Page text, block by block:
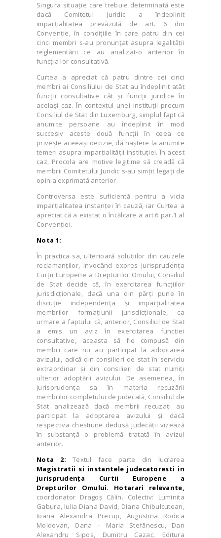
Singura situație care trebuie determinată este
dacă Comitetul Juridic a îndeplinit
imparțialitatea prevăzută de art. 6 din
Convenție, în condițiile în care patru din cei
cinci membri s-au pronunțat asupra legalității
reglementării ce au analizat-o anterior în
funcția lor consultativă.
Curtea a apreciat că patru dintre cei cinci
membri ai Consiliului de Stat au îndeplinit atât
funcții consultative cât și funcții juridice în
același caz. În contextul unei instituții precum
Consiliul de Stat din Luxemburg, simplul fapt că
anumite persoane au îndeplinit în mod
succesiv aceste două funcții în ceea ce
privește aceeași decizie, dă naștere la anumite
temeri asupra imparțialității instituției. În acest
caz, Procola are motive legitime să creadă că
membrii Comitetului Juridic s-au simțit legați de
opinia exprimată anterior.
Controversa este suficientă pentru a vicia
imparțialitatea instanței în cauză, iar Curtea a
apreciat că a existat o încălcare a art.6 par.1 al
Convenției.
Nota 1:
În practica sa, ulterioară soluţiilor din cauzele
reclamanţilor, invocând expres jurisprudenţa
Curţii Europene a Drepturilor Omului, Consiliul
de Stat decide că, în exercitarea funcţiilor
jurisdicţionale, dacă una din părţi pune în
discuţie independenţa şi imparţialitatea
membrilor formaţiunii jurisdicţionale, ca
urmare a faptului că, anterior, Consiliul de Stat
a emis un aviz în exercitarea funcţiei
consultative, aceasta să fie compusă din
membri care nu au participat la adoptarea
avizului, adică din consilieri de stat în serviciu
extraordinar şi din consilieri de stat numiţi
ulterior adoptării avizului. De asemenea, în
jurisprudenţa sa în materia recuzării
membrilor completului de judecată, Consiliul de
Stat analizează dacă membrii recuzaţi au
participat la adoptarea avizului şi dacă
respectiva chestiune dedusă judecăţii vizează
în substanţă o problemă tratată în avizul
anterior.
Nota 2: Textul face parte din lucrarea
Magistratii si instantele judecatoresti in
jurisprudenţa Curtii Europene a
Drepturilor Omului. Hotarari relevante,
coordonator Dragoș Călin. Colectiv: Luminita
Gabura, Iulia Diana David, Diana Chibulcutean,
Ioana Alexandra Precup, Augustina Rodica
Moldovan, Oana – Maria Stefănescu, Dan
Alexandru Sipos, Dumitru Cazac,
Editura